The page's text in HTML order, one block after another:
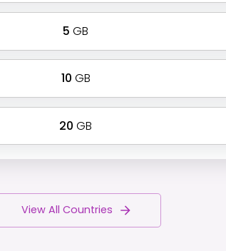
5 GB
10 GB
20 GB
View All Countries